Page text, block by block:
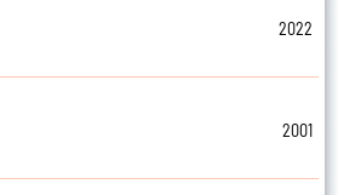
2022
2001